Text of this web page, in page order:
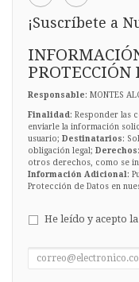
¡Suscríbete a
PROTECCIÓN
Responsable: MONTES
Finalidad : Responder las
enviarle la información
usuario; Destinatarios:
obligación legal; Derechos
otros derechos, como se
Información Adicional :
Protección de Datos en
He leído y acepto la